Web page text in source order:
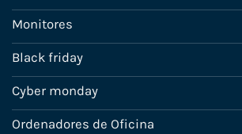
Monitores
Black friday
Cyber monday
Ordenadores de Oficina